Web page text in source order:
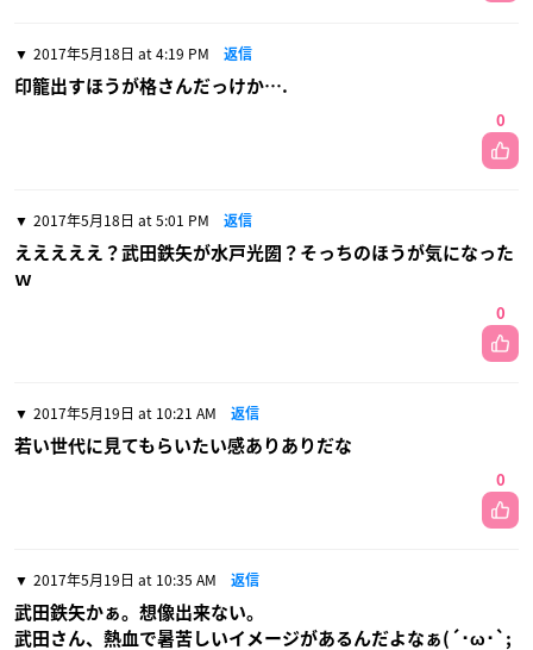
2017年5月18日 at 4:19 PM 返信
印籠出すほうが格さんだっけか….
0
2017年5月18日 at 5:01 PM 返信
えええええ？武田鉄矢が水戸光圀？そっちのほうが気になった
ｗ
0
2017年5月19日 at 10:21 AM 返信
若い世代に見てもらいたい感ありありだな
0
2017年5月19日 at 10:35 AM 返信
武田鉄矢かぁ。想像出来ない。
武田さん、熱血で暑苦しいイメージがあるんだよなぁ(´･ω･`;